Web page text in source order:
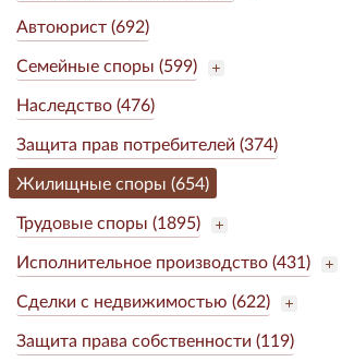
Автоюрист (692)
Семейные споры (599)
Наследство (476)
Защита прав потребителей (374)
Жилищные споры (654)
Трудовые споры (1895)
Исполнительное производство (431)
Сделки с недвижимостью (622)
Защита права собственности (119)